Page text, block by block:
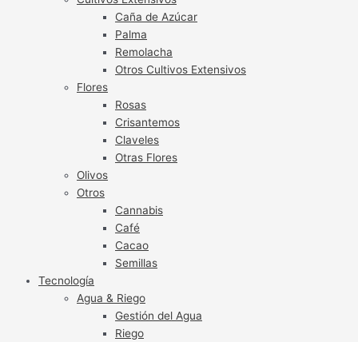
Caña de Azúcar
Palma
Remolacha
Otros Cultivos Extensivos
Flores
Rosas
Crisantemos
Claveles
Otras Flores
Olivos
Otros
Cannabis
Café
Cacao
Semillas
Tecnología
Agua & Riego
Gestión del Agua
Riego